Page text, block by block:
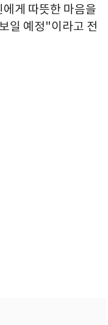
게 따뜻한 마음을
일 예정"이라고 전